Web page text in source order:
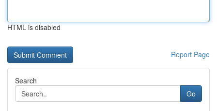
HTML is disabled
Report Page
Search
Go